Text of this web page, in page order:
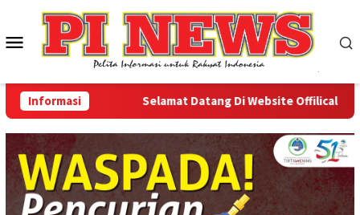
konten
Menu
Mobile
Informasi Selamat Datang Di Website Offilical PI-